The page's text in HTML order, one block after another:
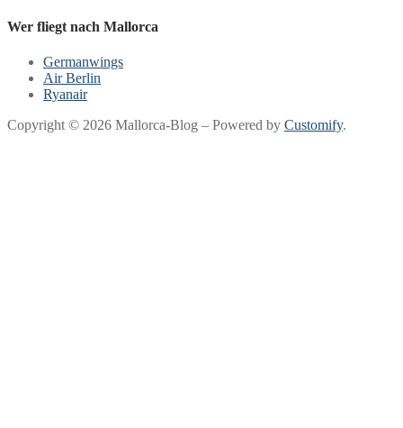
Wer fliegt nach Mallorca
Germanwings
Air Berlin
Ryanair
Copyright © 2026 Mallorca-Blog – Powered by Customify.